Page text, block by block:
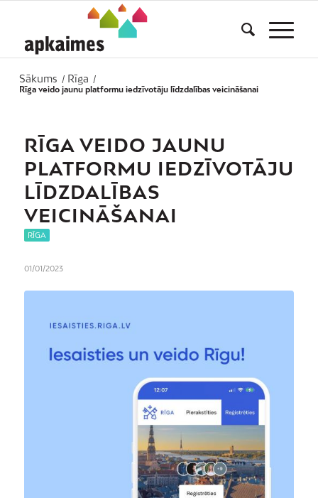
Sākums / Rīga
/
Rīga veido jaunu platformu iedzīvotāju līdzdalības veicināšanai
RĪGA VEIDO JAUNU
PLATFORMU IEDZĪVOTĀJU
LĪDZDALĪBAS
VEICINĀŠANAI
RĪGA
01/01/2023